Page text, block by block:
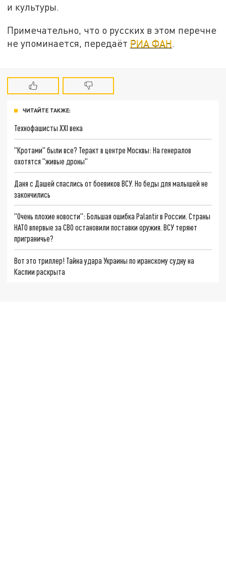
и культуры.
Примечательно, что о русских в этом перечне
не упоминается, передаёт РИА ФАН
ЧИТАЙТЕ ТАКЖЕ:
Технофашисты XXI века
"Кротами" были все? Теракт в центре Москвы: На генералов
охотятся "живые дроны"
Даня с Дашей спаслись от боевиков ВСУ. Но беды для малышей не
закончились
"Очень плохие новости": Большая ошибка Palantir в России. Страны
НАТО впервые за СВО остановили поставки оружия. ВСУ теряют
приграничье?
Вот это триллер! Тайна удара Украины по иранскому судну на
Каспии раскрыта